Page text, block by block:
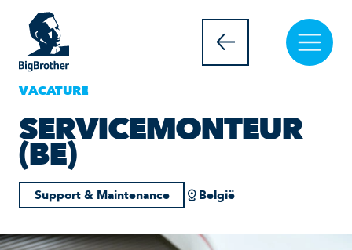
VACATURE
SERVICEMONTEUR
(BE)
Support & Maintenance België